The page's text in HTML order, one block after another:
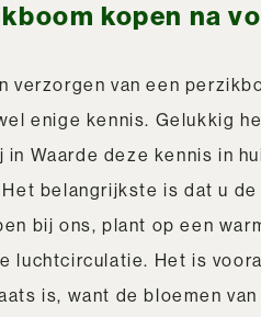
kopen na
verzorgen van een
enige kennis. Gelukkig
Waarde deze kennis in
belangrijkste is dat u
bij ons, plant op een
luchtcirculatie. Het is
is, want de bloemen